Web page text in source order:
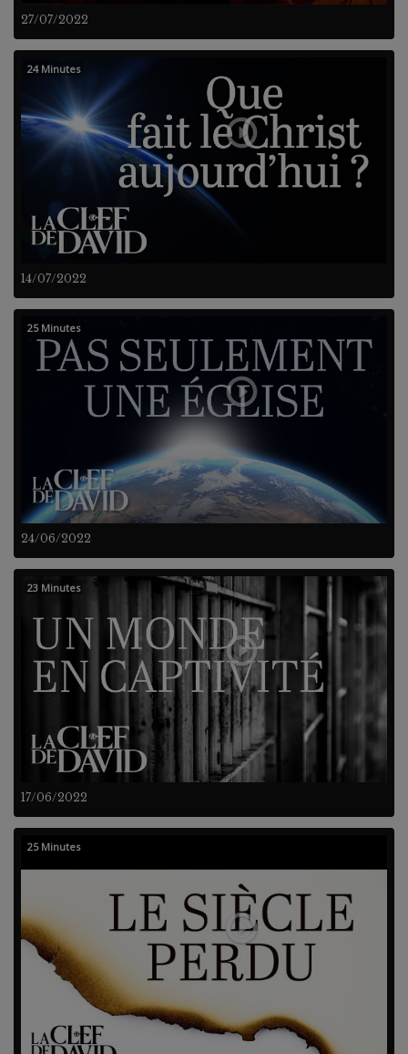
27/07/2022
14/07/2022
24 Minutes
24/06/2022
25 Minutes
17/06/2022
23 Minutes
25 Minutes